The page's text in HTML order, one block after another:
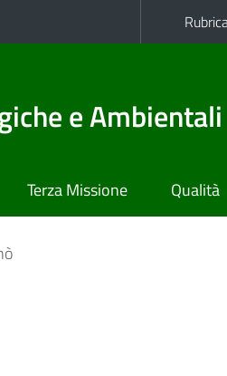
e Ambientali
Terza Missione Qualità